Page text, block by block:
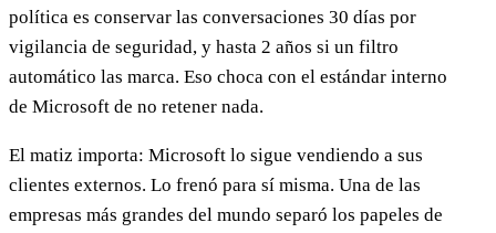
política es conservar las conversaciones 30 días por
vigilancia de seguridad, y hasta 2 años si un filtro
automático las marca. Eso choca con el estándar interno
de Microsoft de no retener nada.
El matiz importa: Microsoft lo sigue vendiendo a sus
clientes externos. Lo frenó para sí misma. Una de las
empresas más grandes del mundo separó los papeles de